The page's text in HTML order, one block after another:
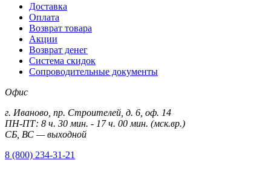
Доставка
Оплата
Возврат товара
Акции
Возврат денег
Система скидок
Сопроводительные документы
Офис
г. Иваново, пр. Строителей, д. 6, оф. 14
ПН-ПТ: 8 ч. 30 мин. - 17 ч. 00 мин. (мск.вр.)
СБ, ВС — выходной
8 (800) 234-31-21